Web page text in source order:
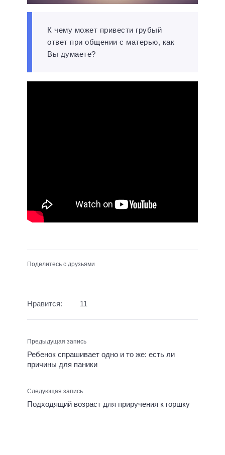
К чему может привести грубый
ответ при общении с матерью, как
Вы думаете?
Поделитесь с друзьями
Нравится: 11
Предыдущая запись
Ребенок спрашивает одно и то же: есть ли
причины для паники
Следующая запись
Подходящий возраст для приручения к горшку